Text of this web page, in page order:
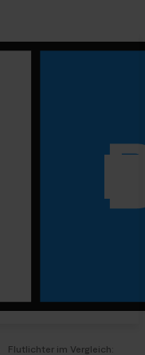
Flutlichter im Vergleich: